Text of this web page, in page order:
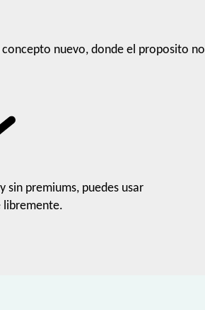
nuevo, donde el proposito
sin premiums, puedes usar
libremente.